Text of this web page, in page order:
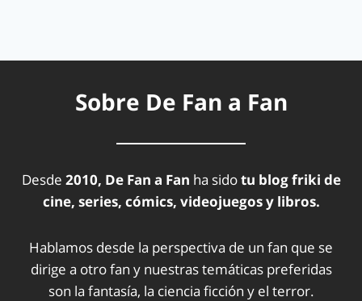
Sobre De Fan a Fan
Desde 2010, De Fan a Fan ha sidotu blog friki de
cine, series, cómics, videojuegos y libros.
Hablamos desde la perspectiva de un fan que se
dirige a otro fan y nuestras temáticas preferidas
son la fantasía, la ciencia ficción y el terror.